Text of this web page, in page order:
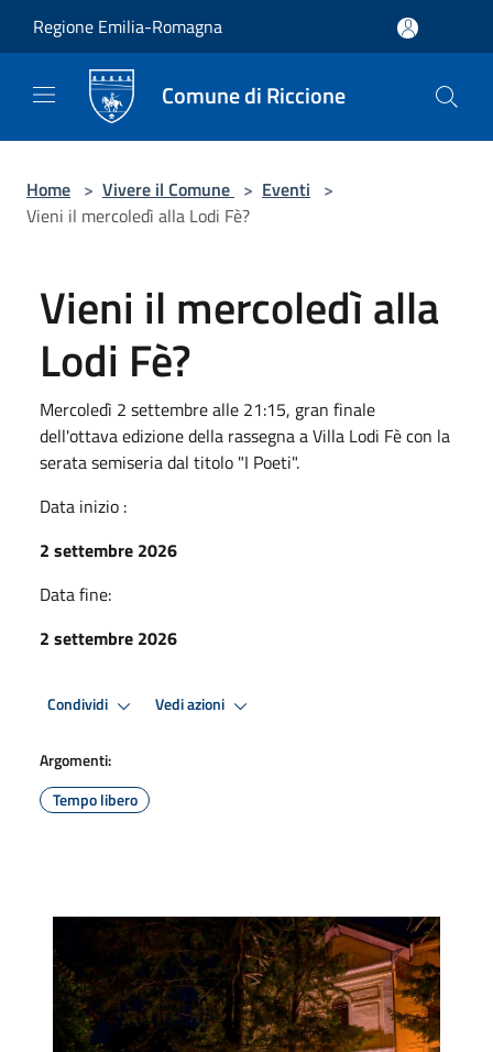
Regione Emilia-Romagna
Comune di Riccione
Home > Vivere il Comune > Eventi >
Vieni il mercoledì alla Lodi Fè?
Vieni il mercoledì alla
Lodi Fè?
Mercoledì 2 settembre alle 21:15, gran finale
dell'ottava edizione della rassegna a Villa Lodi Fè con la
serata semiseria dal titolo "I Poeti".
Data inizio :
2 settembre 2026
Data fine:
2 settembre 2026
Condividi Vedi azioni
Argomenti:
Tempo libero